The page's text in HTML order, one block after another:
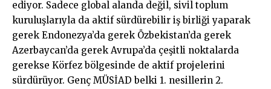
ediyor. Sadece global alanda değil, sivil toplum
kuruluşlarıyla da aktif sürdürebilir iş birliği yaparak
gerek Endonezya’da gerek Özbekistan’da gerek
Azerbaycan’da gerek Avrupa’da çeşitli noktalarda
gerekse Körfez bölgesinde de aktif projelerini
sürdürüyor. Genç MÜSİAD belki 1. nesillerin 2.